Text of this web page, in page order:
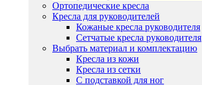
Ортопедические кресла
Кресла для руководителей
Кожаные кресла руководителя
Сетчатые кресла руководителя
Выбрать материал и комплектацию
Кресла из кожи
Кресла из сетки
С подставкой для ног